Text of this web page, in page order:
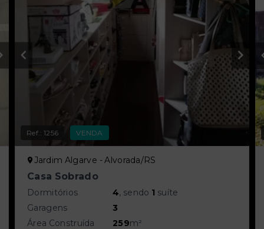
Ref.:1256 VENDA
Jardim Algarve - Alvorada/RS
Casa Sobrado
Dormitórios 4, sendo 1 suíte
Garagens
3
Área Construída
259m²